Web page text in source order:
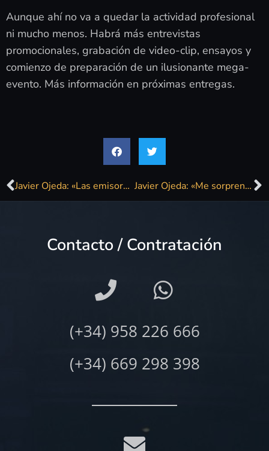
Aunque ahí no va a quedar la actividad profesional
ni mucho menos. Habrá más entrevistas
promocionales, grabación de video-clip, ensayos y
comienzo de preparación de un ilusionante mega-
evento. Más información en próximas entregas.
Javier Ojeda: «Las emisoras grandes jamás han programado mejor música que en los ochenta» Javier Ojeda: «Me sorprende la capacidad del hombre para arruinar lo bello»
Contacto / Contratación
(+34) 958 226 666
(+34) 669 298 398